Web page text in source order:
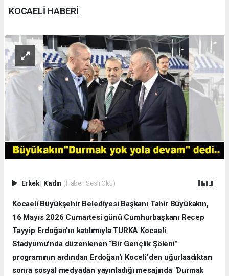
KOCAELİ HABERİ
Erkek| Kadın (Haberi Sesli Oku)
Kocaeli Büyükşehir Belediyesi Başkanı Tahir Büyükakın,
16 Mayıs 2026 Cumartesi günü Cumhurbaşkanı Recep
Tayyip Erdoğan'ın katılımıyla TURKA Kocaeli
Stadyumu'nda düzenlenen “Bir Gençlik Şöleni”
programının ardından Erdoğan'ı Koceli'den uğurlaadıktan
sonra sosyal medyadan yayınladığı mesajında "Durmak